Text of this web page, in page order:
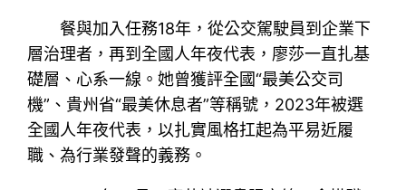
餐與加入任務18年，從公交駕駛員到企業下
層治理者，再到全國人年夜代表，廖莎一直扎基
礎層、心系一線。她曾獲評全國“最美公交司
機”、貴州省“最美休息者”等稱號，2023年被選
全國人年夜代表，以扎實風格扛起為平易近履
職、為行業發聲的義務。